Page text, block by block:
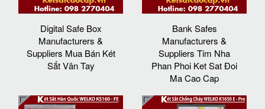
Digital Safe Box
Manufacturers &
Suppliers Mua Bán Két
Sắt Vân Tay
Bank Safes
Manufacturers &
Suppliers Tim Nha
Phan Phoi Ket Sat Đoi
Ma Cao Cap